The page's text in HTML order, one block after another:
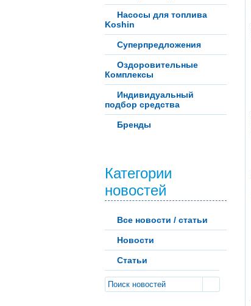
Насосы для топлива
Koshin
Суперпредложения
Оздоровительные
Комплексы
Индивидуальный
подбор средства
Бренды
Категории
новостей
Все новости / статьи
Новости
Статьи